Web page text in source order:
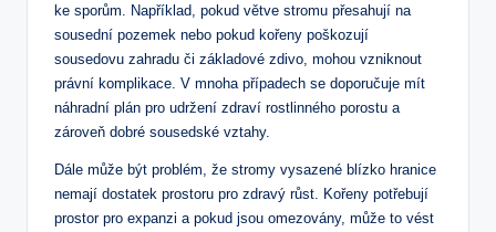
ke sporům. Například, pokud větve stromu přesahují na
sousední pozemek nebo pokud kořeny poškozují
sousedovu zahradu či základové zdivo, mohou vzniknout
právní komplikace. V mnoha případech se doporučuje mít
náhradní plán pro udržení zdraví rostlinného porostu a
zároveň dobré sousedské vztahy.
Dále může být problém, že stromy vysazené blízko hranice
nemají dostatek prostoru pro zdravý růst. Kořeny potřebují
prostor pro expanzi a pokud jsou omezovány, může to vést